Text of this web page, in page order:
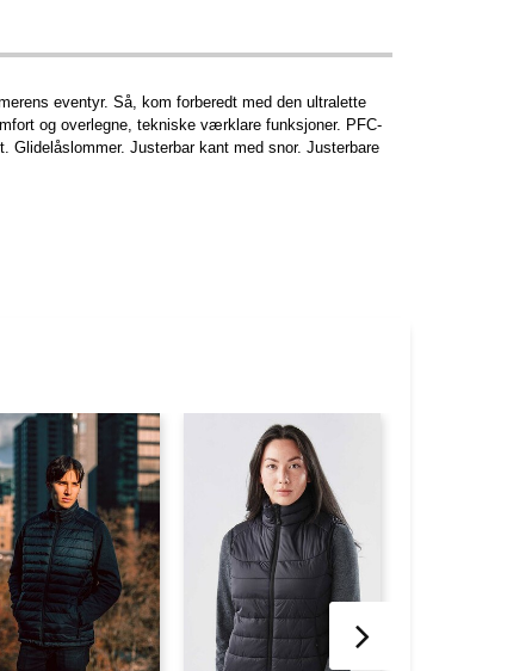
eventyr. Så, kom forberedt med den ultralette
og overlegne, tekniske værklare funksjoner. PFC-
Justerbar kant med snor. Justerbare